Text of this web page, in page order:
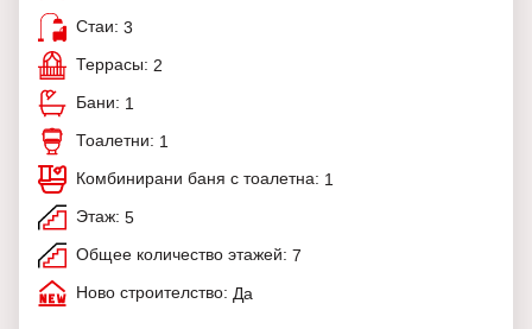
Стаи: 3
Террасы: 2
Бани: 1
Тоалетни: 1
Комбинирани баня с тоалетна: 1
Этаж: 5
Общее количество этажей: 7
Ново строителство: Да